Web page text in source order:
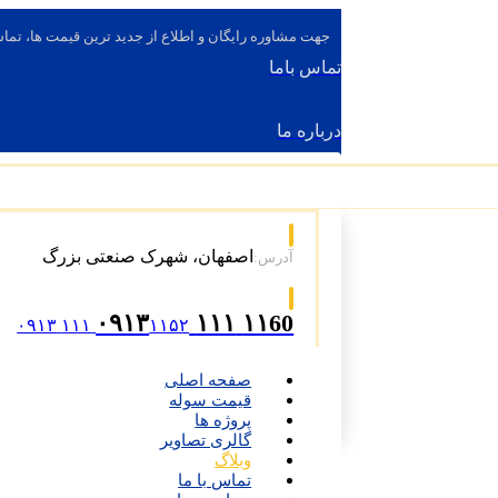
جهت مشاوره رایگان و اطلاع از جدید ترین قیمت ها،
تماس باما
درباره ما
آدرس: اصفهان، شهرک صنعتی بزرگ
۱۱60 ۱۱۱ ۰۹۱۳ ۱۱۵۲ ۱۱۱ ۰۹۱۳
صفحه اصلی
قیمت سوله
پروژه ها
گالری تصاویر
وبلاگ
تماس با ما